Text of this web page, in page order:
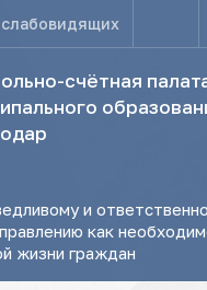
счётная
и
как
жизни граждан